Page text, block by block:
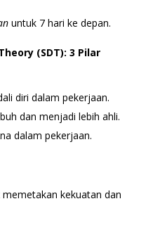
untuk 7 hari ke depan.
(SDT): 3 Pilar
diri dalam pekerjaan.
dan menjadi lebih ahli.
dalam pekerjaan.
memetakan kekuatan dan